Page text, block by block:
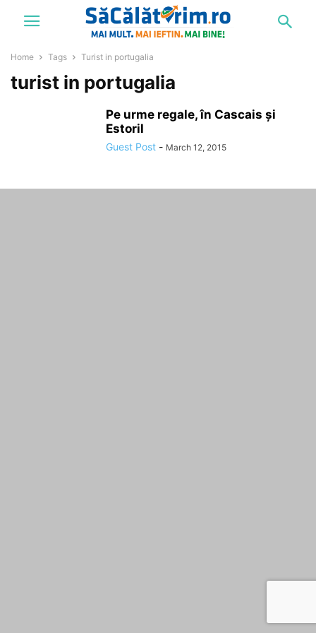
Home Tags Turist in portugalia
turist in portugalia
Pe urme regale, în Cascais și
Estoril
Guest Post - March 12, 2015